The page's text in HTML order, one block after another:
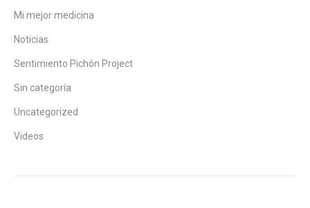
Mi mejor medicina
Noticias
Sentimiento Pichón Project
Sin categoría
Uncategorized
Videos